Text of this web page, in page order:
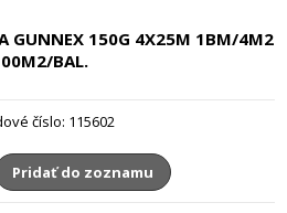
GUNNEX 150G 4X25M 1BM/4M2
BAL.
číslo: 115602
Pridať do zoznamu